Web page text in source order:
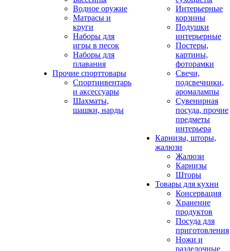
Водное оружие
Матрасы и
круги
Наборы для
игры в песок
Наборы для
плавания
Прочие спорттовары
Спортинвентарь
и аксессуары
Шахматы,
шашки, нарды
Интерьерные
корзины
Подушки
интерьерные
Постеры,
картины,
фоторамки
Свечи,
подсвечники,
аромалампы
Сувенирная
посуда, прочие
предметы
интерьера
Карнизы, шторы,
жалюзи
Жалюзи
Карнизы
Шторы
Товары для кухни
Консервация
Хранение
продуктов
Посуда для
приготовления
Ножи и
разделочные